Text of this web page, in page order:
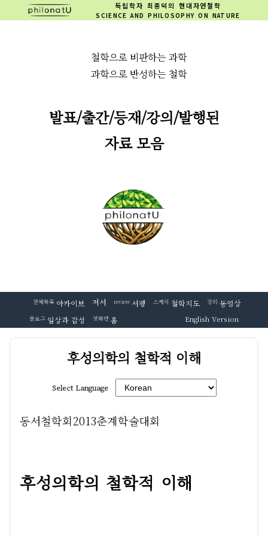
독립학자 최종덕의 현대자연철학
SCIENCE AND PHILOSOPHY ON NATURE
철학으로 비판하는 과학
과학으로 반성하는 철학
발표/출간/등재/강의/발행된
자료 모음
전체목록 아카이브 저서 review 서평 스케치 철학지도 강의 동영상
블로그 일상과 감성 첫화면 홈 English Version
후성의학의 철학적 이해
Select Language
동서철학회2013춘계학술대회
후성의학의 철학적 이해